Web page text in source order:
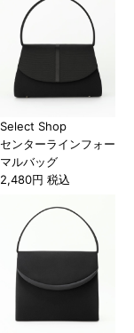
Select Shop
センターラインフォー
マルバッグ
2,480円 税込